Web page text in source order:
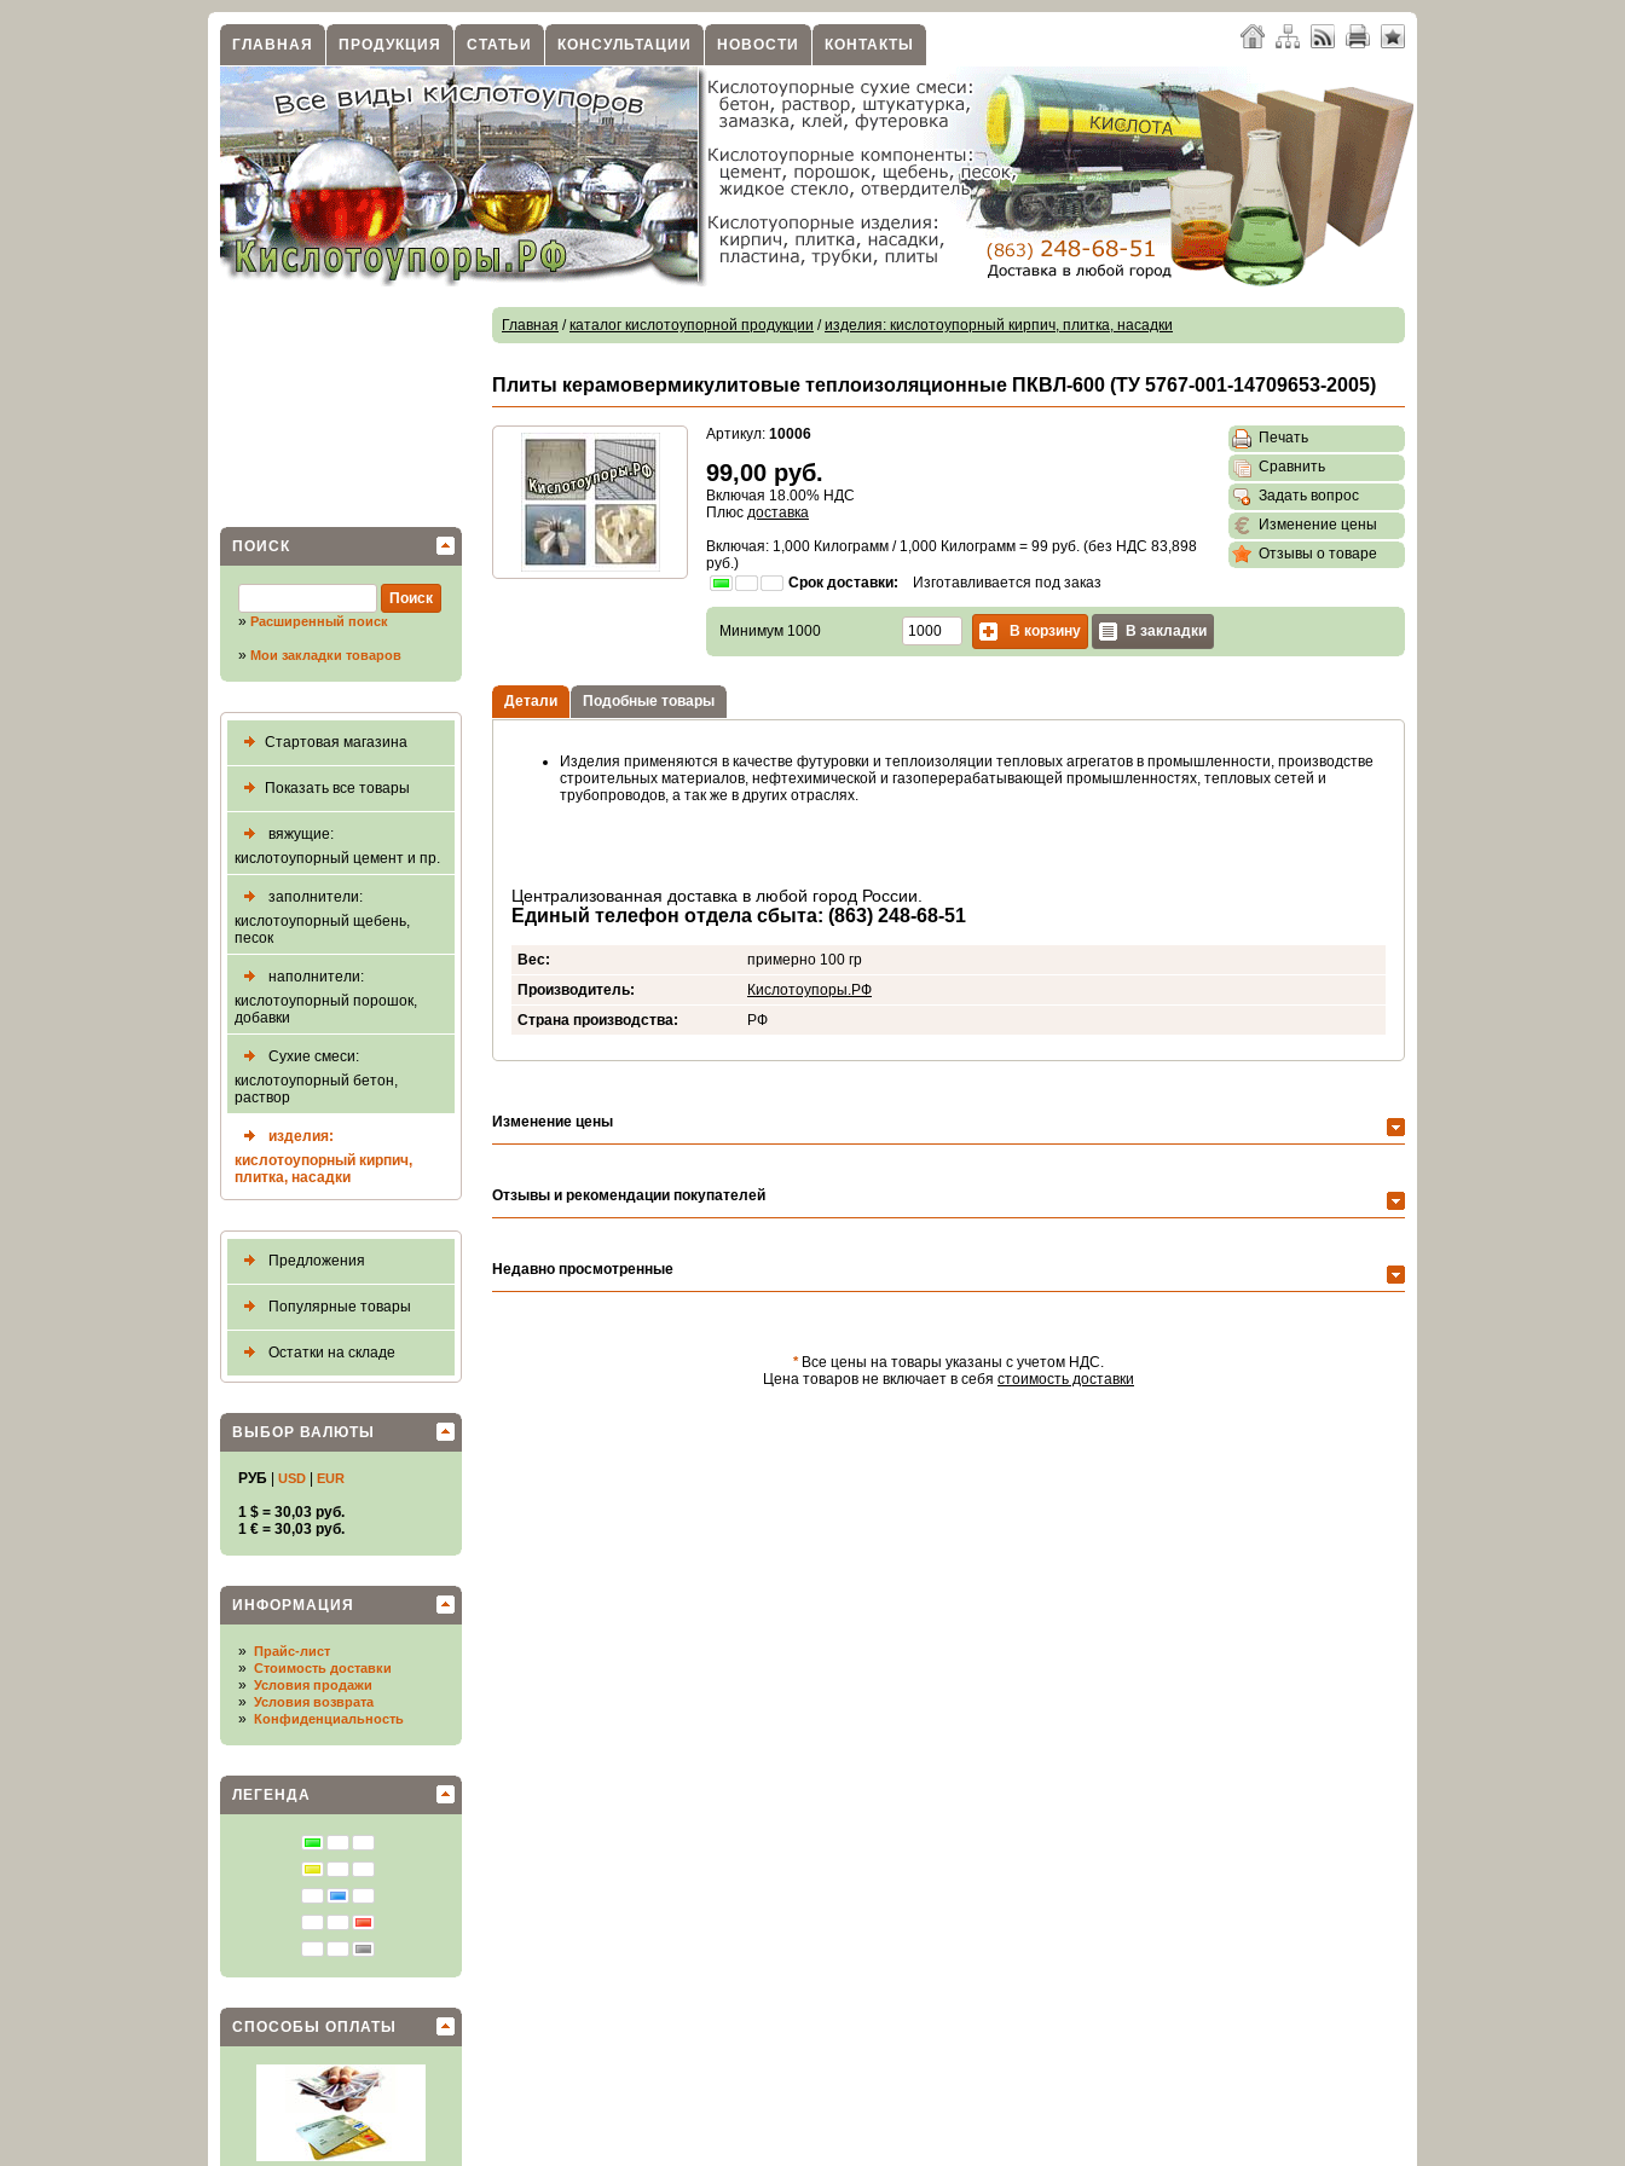
ГЛАВНАЯ ПРОДУКЦИЯ СТАТЬИ КОНСУЛЬТАЦИИ НОВОСТИ КОНТАКТЫ
ПОИСК
» Расширенный поиск
» Мои закладки товаров
Стартовая магазина
Показать все товары
вяжущие:
кислотоупорный цемент и пр.
заполнители:
кислотоупорный щебень,
песок
наполнители:
кислотоупорный порошок,
добавки
Сухие смеси:
кислотоупорный бетон,
раствор
изделия:
кислотоупорный кирпич,
плитка, насадки
Предложения
Популярные товары
Остатки на складе
ВЫБОР ВАЛЮТЫ
РУБ USD EUR
1 $ = 30,03 руб.
1 € = 30,03 руб.
ИНФОРМАЦИЯ
» Прайс-лист
» Стоимость доставки
» Условия продажи
» Условия возврата
» Конфиденциальность
ЛЕГЕНДА
СПОСОБЫ ОПЛАТЫ
Главная /каталог кислотоупорной продукции /изделия: кислотоупорный кирпич, плитка, насадки
Плиты керамовермикулитовые теплоизоляционные ПКВЛ-600 (ТУ 5767-001-14709653-2005)
Артикул: 10006
99,00 руб.
Включая 18.00% НДС
Плюс доставка
Включая: 1,000 Килограмм / 1,000 Килограмм = 99 руб. (без НДС 83,898
руб.)
Срок доставки:
Изготавливается под заказ
Печать
Сравнить
Задать вопрос
Изменение цены
Отзывы о товаре
Минимум 1000 В корзину В закладки
Детали Подобные товары
Изделия применяются в качестве футуровки и теплоизоляции тепловых агрегатов в промышленности, производстве
строительных материалов, нефтехимической и газоперерабатывающей промышленностях, тепловых сетей и
трубопроводов, а так же в других отраслях.
Централизованная доставка в любой город России.
Единый телефон отдела сбыта: (863) 248-68-51
Вес:
примерно 100 гр
Производитель:
Кислотоупоры.РФ
Страна производства:
РФ
Изменение цены
Отзывы и рекомендации покупателей
Недавно просмотренные
*Все цены на товары указаны с учетом НДС.
Цена товаров не включает в себя стоимость доставки